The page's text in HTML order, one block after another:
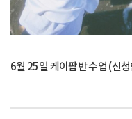
6월 25일 케이팝반 수업 (신